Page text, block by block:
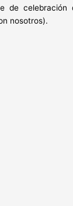
de celebración
nosotros).